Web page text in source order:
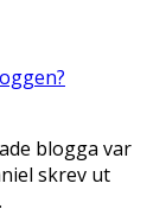
blogga var
skrev ut